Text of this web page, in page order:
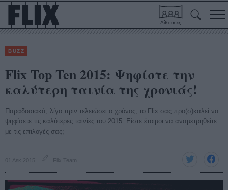
Αίθουσες
BUZZ
Flix Top Ten 2015: Ψηφίστε την
καλύτερη ταινία της χρονιάς!
Παραδοσιακά, λίγο πριν τελειώσει ο χρόνος, τo Flix σας προ(σ)καλεί να
ψηφίσετε τις καλύτερες ταινίες του 2015. Είστε έτοιμοι να αναμετρηθείτε
με τις επιλογές σας;
01 Δεκ 2015 Flix Team